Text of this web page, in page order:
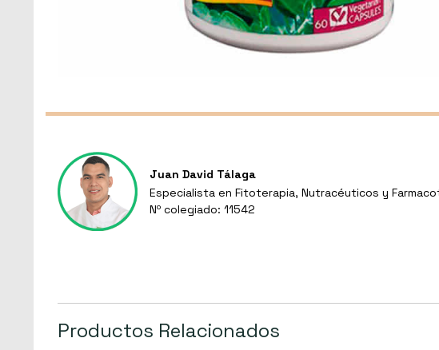
Juan David Tálaga
Especialista en Fitoterapia, Nutracéuticos y
Nº colegiado: 11542
Productos Relacionados